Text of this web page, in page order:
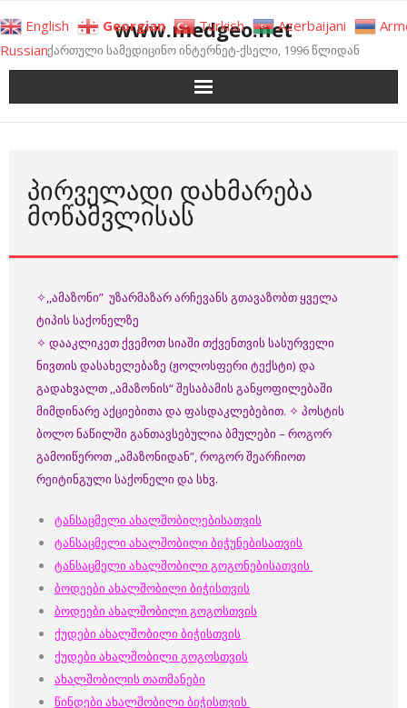
to
content
www.medgeo.net
ქართული სამედიცინო ინტერნეტ-ქსელი, 1996 წლიდან
ᲞᲘᲠᲕᲔᲚᲐᲓᲘ ᲓᲐᲮᲛᲐᲠᲔᲑᲐ
ᲛᲝᲬᲐᲛᲕᲚᲘᲡᲐᲡ
✧,,ამაზონი” უზარმაზარ არჩევანს გთავაზობთ ყველა
ტიპის საქონელზე
✧ დააკლიკეთ ქვემოთ სიაში თქვენთვის სასურველი
ნივთის დასახელებაზე (ჟოლოსფერი ტექსტი) და
გადახვალთ ,,ამაზონის“ შესაბამის განყოფილებაში
მიმდინარე აქციებითა და ფასდაკლებებით. ✧ პოსტის
ბოლო ნაწილში განთავსებულია ბმულები – როგორ
გამოიწეროთ ,,ამაზონიდან”, როგორ შეარჩიოთ
რეიტინგული საქონელი და სხვ.
ტანსაცმელი ახალშობილებისათვის
ტანსაცმელი ახალშობილი ბიჭუნებისათვის
ტანსაცმელი ახალშობილი გოგონებისათვის
ბოდეები ახალშობილი ბიჭისთვის
ბოდეები ახალშობილი გოგოსთვის
ქუდები ახალშობილი ბიჭისთვის
ქუდები ახალშობილი გოგოსთვის
ახალშობილის თათმანები
წინდები ახალშობილი ბიჭისთვის
English Georgian Turkish Azerbaijani
Russian